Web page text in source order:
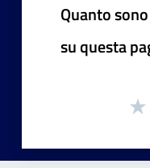
Quanto
su questa